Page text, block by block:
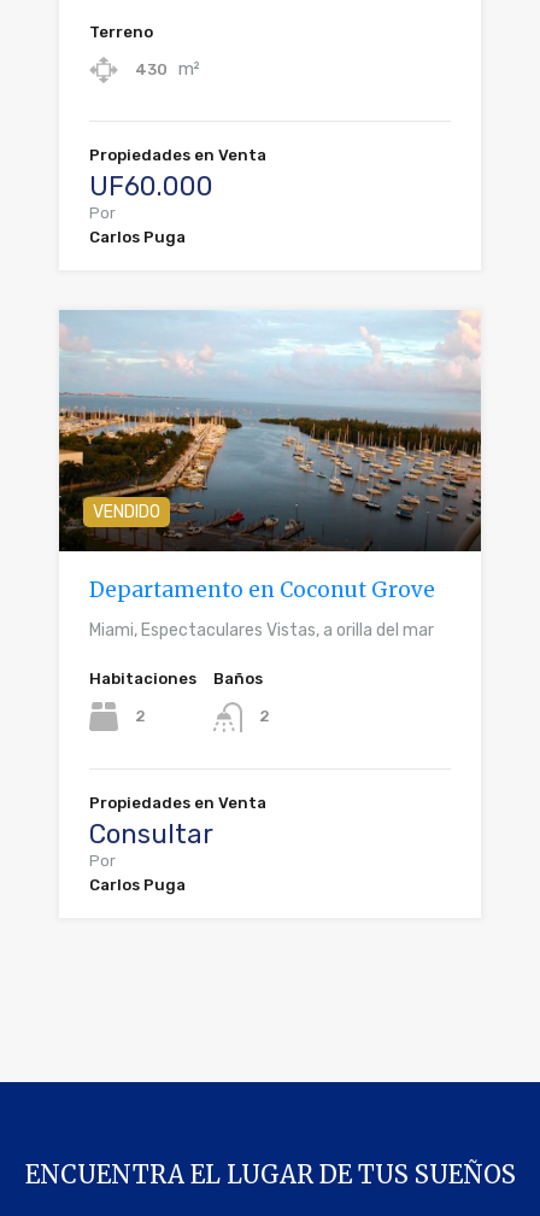
Terreno
430 m²
Propiedades en Venta
UF60.000
Por
Carlos Puga
VENDIDO
Departamento en Coconut Grove
Miami, Espectaculares Vistas, a orilla del mar
Habitaciones
2
Baños
2
Propiedades en Venta
Consultar
Por
Carlos Puga
ENCUENTRA EL LUGAR DE TUS SUEÑOS